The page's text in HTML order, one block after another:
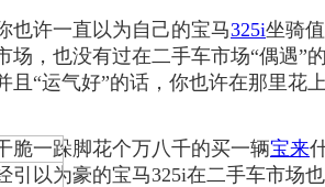
许一直以为自己的宝马325i坐骑
场，也没有过在二手车市场“偶遇”
且“运气好”的话，你也许在那里花
脆一跺脚花个万八千的买一辆宝来
引以为豪的宝马325i在二手车市场